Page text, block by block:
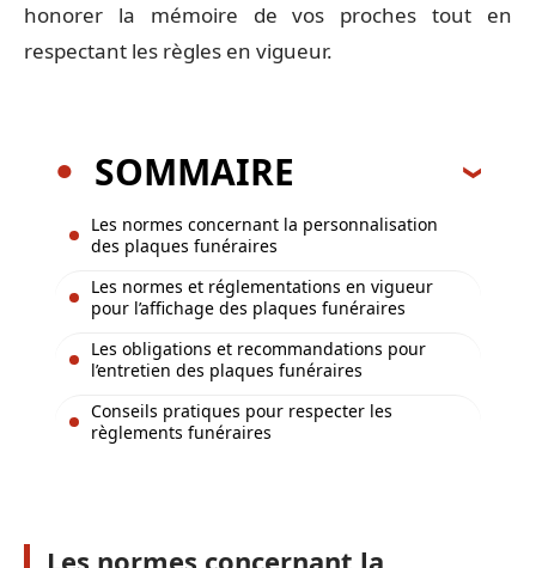
honorer la mémoire de vos proches tout en
respectant les règles en vigueur.
SOMMAIRE
Les normes concernant la personnalisation
des plaques funéraires
Les normes et réglementations en vigueur
pour l’affichage des plaques funéraires
Les obligations et recommandations pour
l’entretien des plaques funéraires
Conseils pratiques pour respecter les
règlements funéraires
Les normes concernant la